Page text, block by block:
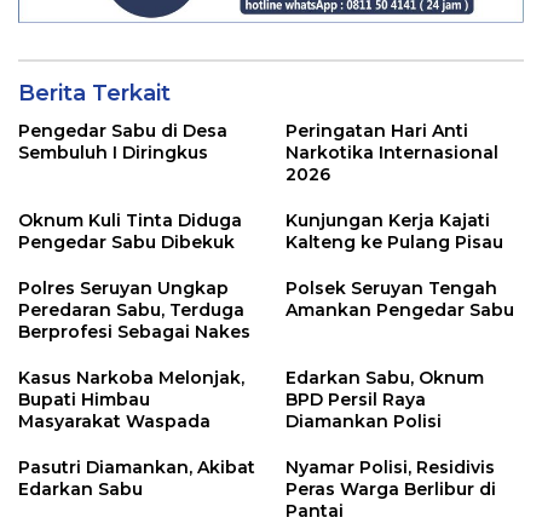
Berita Terkait
Pengedar Sabu di Desa
Sembuluh I Diringkus
Peringatan Hari Anti
Narkotika Internasional
2026
Oknum Kuli Tinta Diduga
Pengedar Sabu Dibekuk
Kunjungan Kerja Kajati
Kalteng ke Pulang Pisau
Polres Seruyan Ungkap
Peredaran Sabu, Terduga
Berprofesi Sebagai Nakes
Polsek Seruyan Tengah
Amankan Pengedar Sabu
Kasus Narkoba Melonjak,
Bupati Himbau
Masyarakat Waspada
Edarkan Sabu, Oknum
BPD Persil Raya
Diamankan Polisi
Pasutri Diamankan, Akibat
Edarkan Sabu
Nyamar Polisi, Residivis
Peras Warga Berlibur di
Pantai